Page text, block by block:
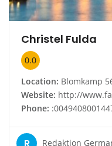
Christel Fulda
0.0
Location: Blomkamp
Website: http://
Phone:
Redaktion